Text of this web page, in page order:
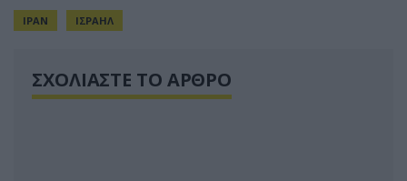
ΙΡΑΝ ΙΣΡΑΗΛ
ΣΧΟΛΙΑΣΤΕ ΤΟ ΑΡΘΡΟ